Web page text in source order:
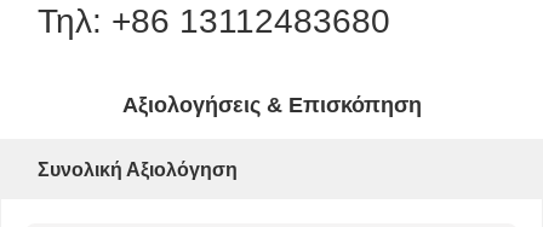
Τηλ: +86 13112483680
Αξιολογήσεις & Επισκόπηση
Συνολική Αξιολόγηση